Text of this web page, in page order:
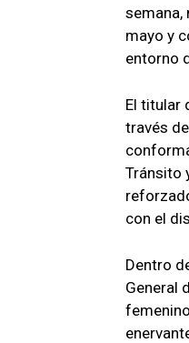
semana,
mayo y
entorno
El titular
través
Tránsito
con el
Dentro
General